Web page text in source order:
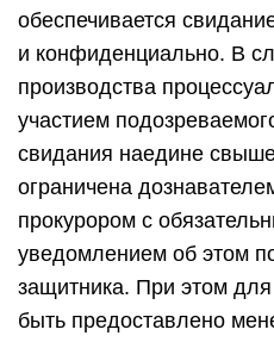
обеспечивается
и конфиденциально. В
производства
участием
свидания наедине
ограничена
прокурором с
уведомлением об этом
защитника. При этом
быть предоставлено